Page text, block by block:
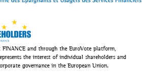
FINANCE and through the EuroVote platform,
the interest of individual shareholders and
governance in the European Union.